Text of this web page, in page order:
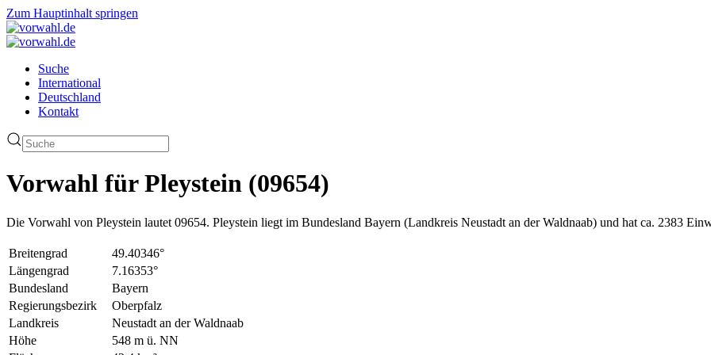
Zum Hauptinhalt springen
Suche
International
Deutschland
Kontakt
Vorwahl für Pleystein (09654)
Die Vorwahl von Pleystein lautet 09654. Pleystein liegt im Bundesland Bayern (Landkreis Neustadt an der Waldnaab) und hat ca. 2383
Breitengrad
49.40346°
Längengrad
7.16353°
Bundesland
Bayern
Regierungsbezirk
Oberpfalz
Landkreis
Neustadt an der Waldnaab
Höhe
548 m ü. NN